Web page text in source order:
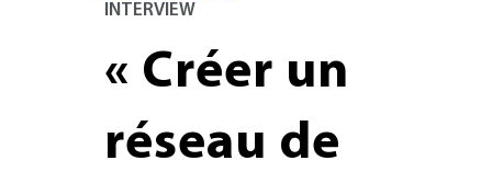
INTERVIEW
« Créer un
réseau de